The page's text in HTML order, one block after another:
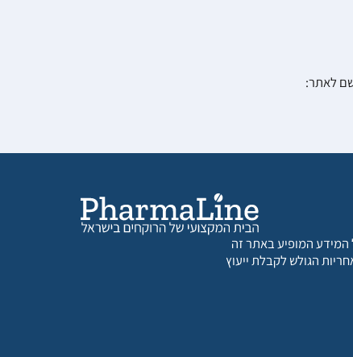
לאתר:
המידע המופיע באתר זה
הגולש לקבלת ייעוץ